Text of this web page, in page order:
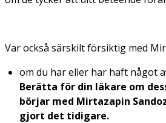
Var också särskilt försiktig med
om du har eller har haft något
Berätta för din läkare om
börjar med Mirtazapin
gjort det tidigare.